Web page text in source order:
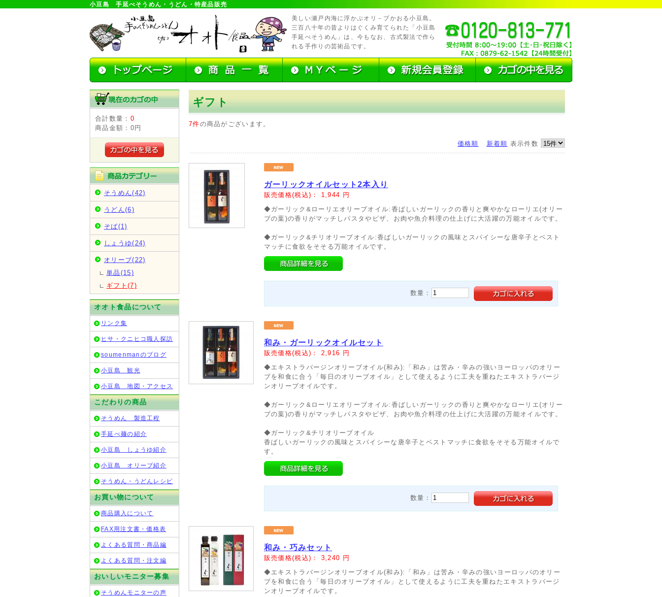
小豆島 手延べそうめん・うどん・特産品販売
美しい瀬戸内海に浮かぶオリ－ブかおる小豆島。
三百八十年の昔よりはぐくみ育てられた「小豆島
手延べそうめん」は、今もなお、古式製法で作ら
れる手作りの芸術品です。
合計数量： 0
商品金額： 0円
そうめん(42)
うどん(6)
そば(1)
しょうゆ(24)
オリーブ(22)
単品(15)
ギフト(7)
オオト食品について
リンク集
ヒサ・クニヒコ職人探訪
soumenmanのブログ
小豆島 観光
小豆島 地図・アクセス
こだわりの商品
そうめん 製造工程
手延べ麺の紹介
小豆島 しょうゆ紹介
小豆島 オリーブ紹介
そうめん・うどんレシピ
お買い物について
商品購入について
FAX用注文書・価格表
よくある質問・商品編
よくある質問・注文編
おいしいモニター募集
そうめんモニターの声
ギフト
7件の商品がございます。
価格順 新着順 表示件数
ガーリックオイルセット2本入り
販売価格(税込)： 1,944 円
◆ガーリック&ローリエオリーブオイル:香ばしいガーリックの香りと爽やかなローリエ(オリー
ブの葉)の香りがマッチしパスタやピザ、お肉や魚介料理の仕上げに大活躍の万能オイルです。
◆ガーリック&チリオリーブオイル:香ばしいガーリックの風味とスパイシーな唐辛子とベスト
マッチに食欲をそそる万能オイルです。
数量：
和み・ガーリックオイルセット
販売価格(税込)： 2,916 円
◆エキストラバージンオリーブオイル(和み):「和み」は苦み・辛みの強いヨーロッパのオリー
ブを和食に合う「毎日のオリーブオイル」として使えるように工夫を重ねたエキストラバージ
ンオリーブオイルです。
◆ガーリック&ローリエオリーブオイル:香ばしいガーリックの香りと爽やかなローリエ(オリー
ブの葉)の香りがマッチしパスタやピザ、お肉や魚介料理の仕上げに大活躍の万能オイルです。
◆ガーリック&チリオリーブオイル
香ばしいガーリックの風味とスパイシーな唐辛子とベストマッチに食欲をそそる万能オイルで
す。
数量：
和み・巧みセット
販売価格(税込)： 3,240 円
◆エキストラバージンオリーブオイル(和み):「和み」は苦み・辛みの強いヨーロッパのオリー
ブを和食に合う「毎日のオリーブオイル」として使えるように工夫を重ねたエキストラバージ
ンオリーブオイルです。